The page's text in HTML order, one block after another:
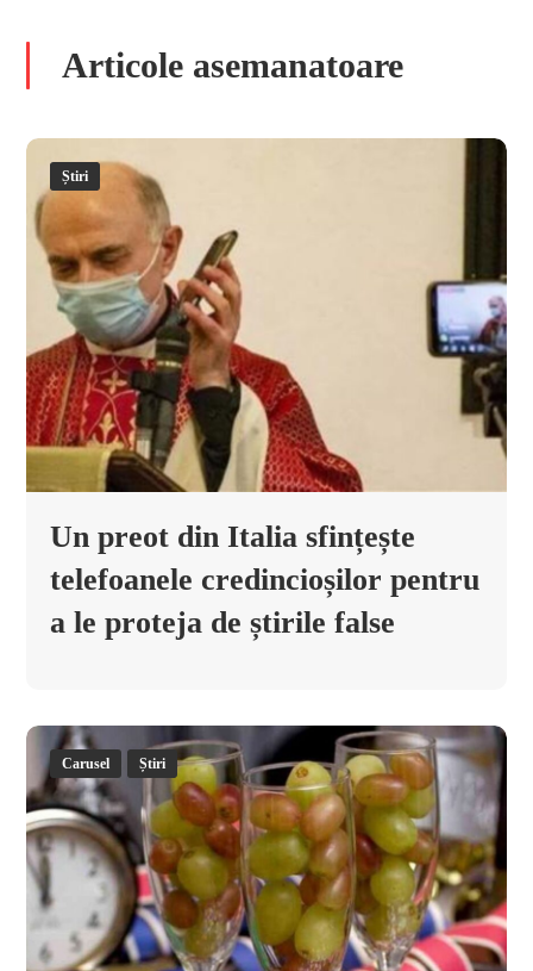
Articole asemanatoare
Știri
Un preot din Italia sfințește
telefoanele credincioșilor pentru
a le proteja de știrile false
Carusel Știri